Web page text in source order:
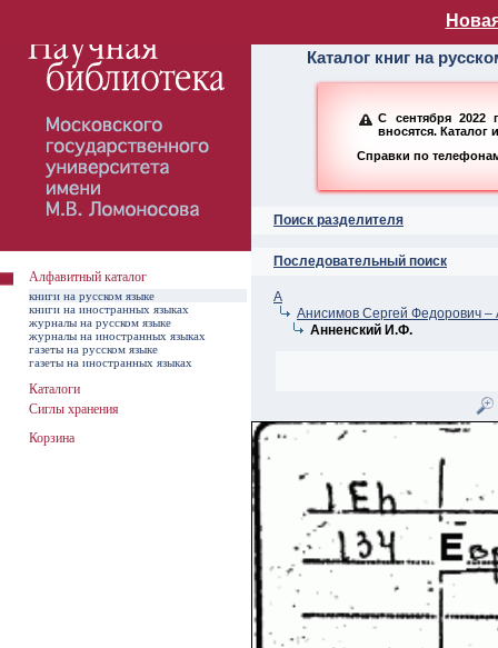
Алфавитный
Каталог книг на
С сентября 2022
вносятся. Каталог
Справки по
Поиск разделителя
Последовательный поиск
А
Анисимов Сергей Федорович –
Анненский И.Ф.
Алфавитный каталог
книги на русском языке
книги на иностранных языках
журналы на русском языке
журналы на иностранных языках
газеты на русском языке
газеты на иностранных языках
Каталоги
Сиглы хранения
Корзина